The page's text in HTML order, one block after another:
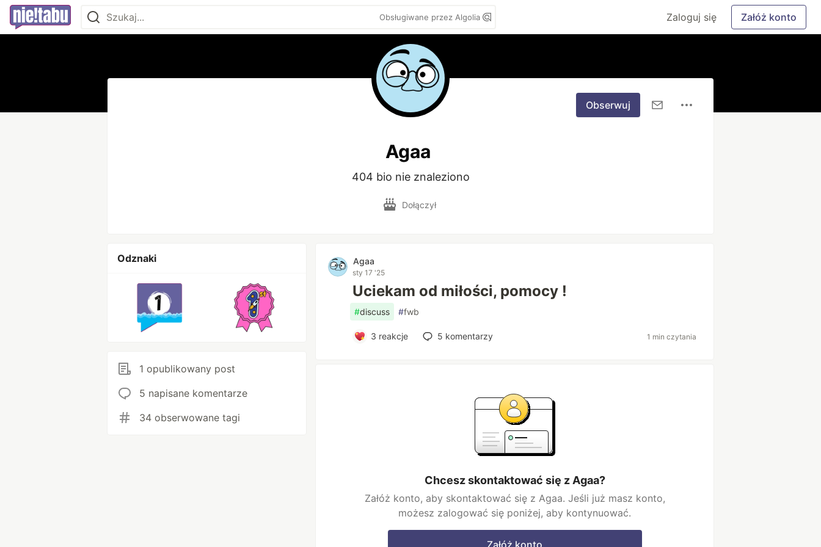
Obsługiwane przez Algolia Zaloguj się Załóż konto
Obserwuj
Agaa
404 bio nie znaleziono
Dołączył
Odznaki
1 opublikowany post
5 napisane komentarze
34 obserwowane tagi
Agaa
sty 17 '25
Uciekam od miłości, pomocy !
#discuss #fwb
3 reakcje 5 komentarzy 1 min czytania
Chcesz skontaktować się z Agaa?
Załóż konto, aby skontaktować się z Agaa. Jeśli już masz konto,
możesz zalogować się poniżej, aby kontynuować.
Załóż konto